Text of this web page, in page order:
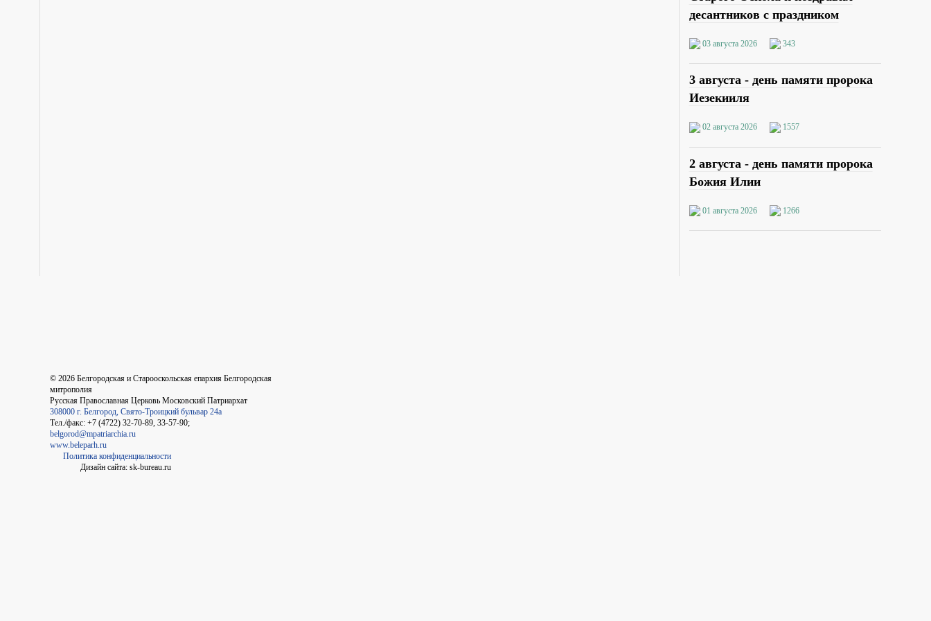
десантников с праздником
03 августа 2026 343
3 августа - день памяти пророка
Иезекииля
02 августа 2026 1557
2 августа - день памяти пророка
Божия Илии
01 августа 2026 1266
© 2026 Белгородская и Старооскольская епархия Белгородская
митрополия
Русская Православная Церковь Московский Патриархат
308000 г. Белгород, Свято-Троицкий бульвар 24а
Тел./факс: +7 (4722) 32-70-89, 33-57-90;
belgorod@mpatriarchia.ru
www.beleparh.ru
Политика конфиденциальности
Дизайн сайта: sk-bureau.ru